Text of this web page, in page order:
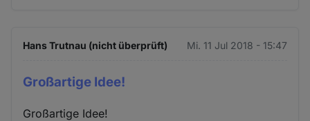
Hans Trutnau (nicht überprüft) Mi. 11 Jul 2018 - 15:47
Großartige Idee!
Großartige Idee!